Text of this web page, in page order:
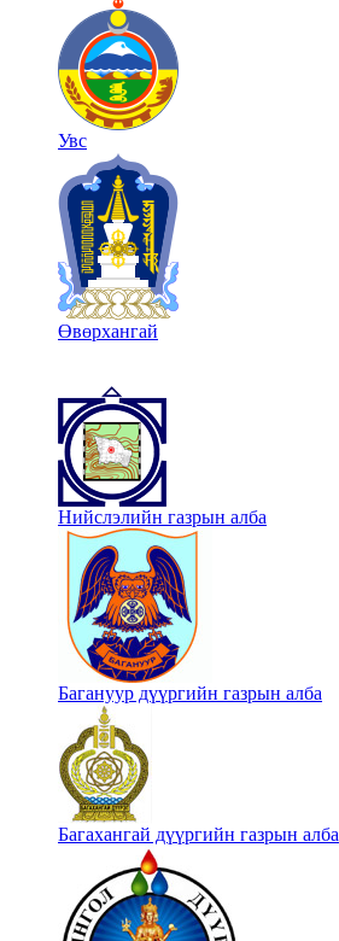
Увс
Өвөрхангай
Нийслэлийн газрын алба
Багануур дүүргийн газрын алба
Багахангай дүүргийн газрын алба